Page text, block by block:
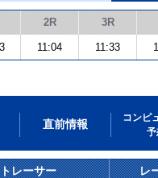
2R 3R
11:04 11:33
直前情報
コンピ
予
レーサー レ